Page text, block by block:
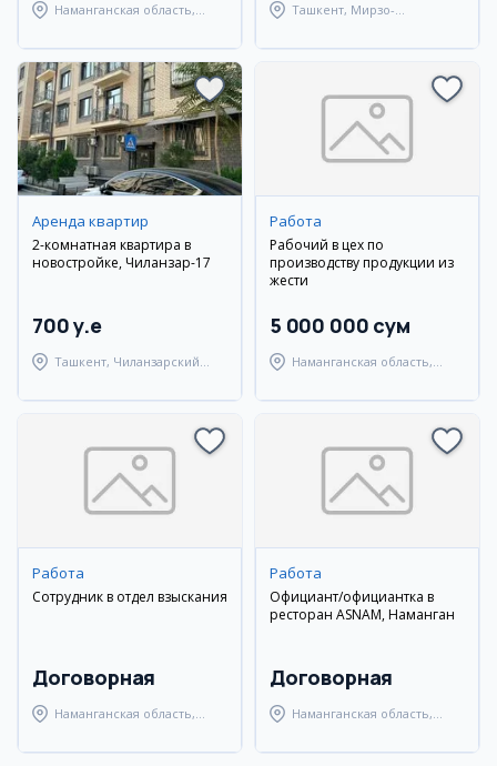
Наманганская область,
Ташкент, Мирзо-
Аренда квартир
2-комнатная квартира в
новостройке, Чиланзар-17
700 y.e
Ташкент, Чиланзарский
Работа
Рабочий в цех по
производству продукции из
жести
5 000 000 сум
Наманганская область,
Работа
Сотрудник в отдел взыскания
Договорная
Наманганская область,
Работа
Официант/официантка в
ресторан ASNAM, Наманган
Договорная
Наманганская область,